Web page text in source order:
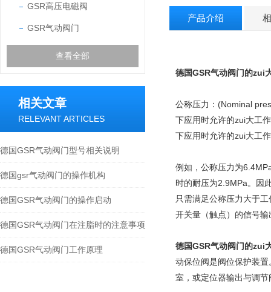
GSR高压电磁阀
GSR气动阀门
查看全部
相关文章
RELEVANT ARTICLES
德国GSR气动阀门型号相关说明
德国gsr气动阀门的操作机构
德国GSR气动阀门的操作启动
德国GSR气动阀门在注脂时的注意事项
德国GSR气动阀门工作原理
产品介绍
德国GSR气动阀门的zui
公称压力：(Nominal
下应用时允许的zui大工
下应用时允许的zui大工
例如，公称压力为
时的耐压为2.9MPa。因
只需满足公称压力大于
开关量（触点）的信号
德国GSR气动阀门的zui
动保位阀是阀位保护装
室，或定位器输出与调